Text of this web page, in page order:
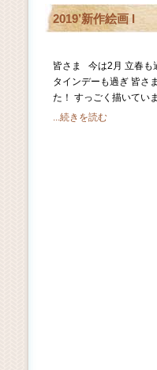
2019’新作絵画 I
皆さま 今は2月 立春も
タインデーも過ぎ 皆
た！ すっごく描いてい
...続きを読む